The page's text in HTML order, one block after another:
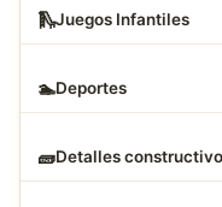
🛝Juegos Infantiles
🏊Deportes
🧱Detalles